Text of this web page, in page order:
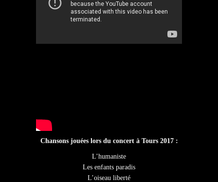
Chansons jouées lors du concert à Tours 2017 :
L’humaniste
Les enfants paradis
L’oiseau liberté